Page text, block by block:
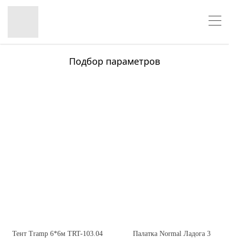
Подбор параметров
Тент Tramp 6*6м TRT-103.04 Палатка Normal Ладога 3